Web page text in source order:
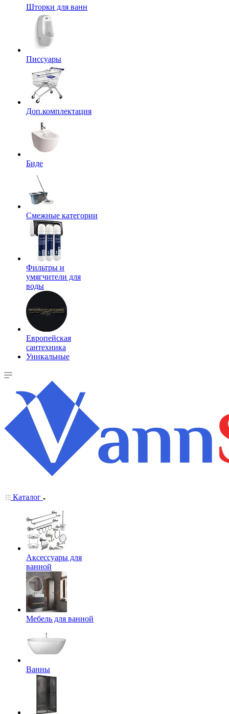
Шторки для ванн
Писсуары
Доп.комплектация
Биде
Смежные категории
Фильтры и
умягчители для
воды
Европейская
сантехника
Уникальные
Каталог
Аксессуары для
ванной
Мебель для ванной
Ванны